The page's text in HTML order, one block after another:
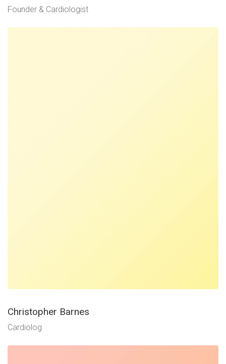
Founder & Cardiologist
Christopher Barnes
Cardiolog